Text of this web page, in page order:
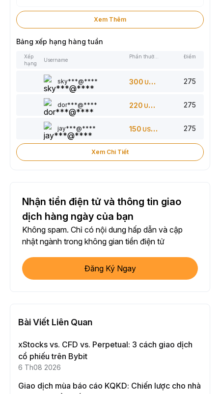
Xem Thêm
Bảng xếp hạng hàng tuần
Xếp
hạng
Username
Điểm
sky***@**** 300 USDT 275
dor***@**** 220 USDT 275
jay***@**** 150 USDT 275
Xem Chi Tiết
Nhận tiền điện tử và thông tin giao
dịch hàng ngày của bạn
Không spam. Chỉ có nội dung hấp dẫn và cập
nhật ngành trong không gian tiền điện tử
Đăng Ký Ngay
Bài Viết Liên Quan
xStocks vs. CFD vs. Perpetual: 3 cách giao dịch
cổ phiếu trên Bybit
6 Th08 2026
Giao dịch mùa báo cáo KQKD: Chiến lược cho nhà